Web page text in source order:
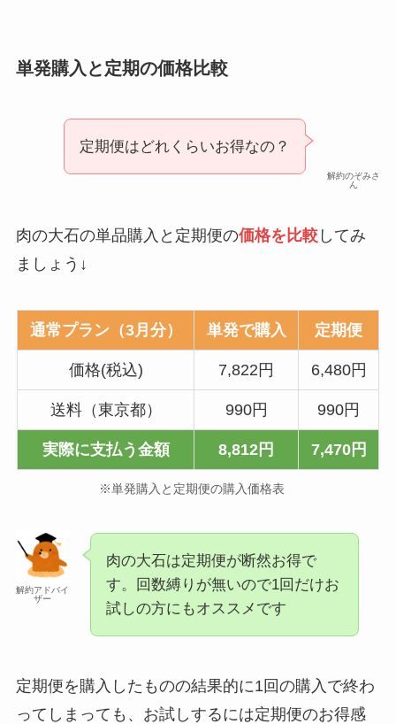
単発購入と定期の価格比較
解約のぞみさ
ん
定期便はどれくらいお得なの？
肉の大石の単品購入と定期便の価格を比較してみ
ましょう↓
通常プラン（3月分） 単発で購入 定期便
価格(税込) 7,822円 6,480円
送料（東京都） 990円 990円
実際に支払う金額 8,812円 7,470円
※単発購入と定期便の購入価格表
解約アドバイ
ザー
肉の大石は定期便が断然お得で
す。回数縛りが無いので1回だけお
試しの方にもオススメです
定期便を購入したものの結果的に1回の購入で終わ
ってしまっても、お試しするには定期便のお得感